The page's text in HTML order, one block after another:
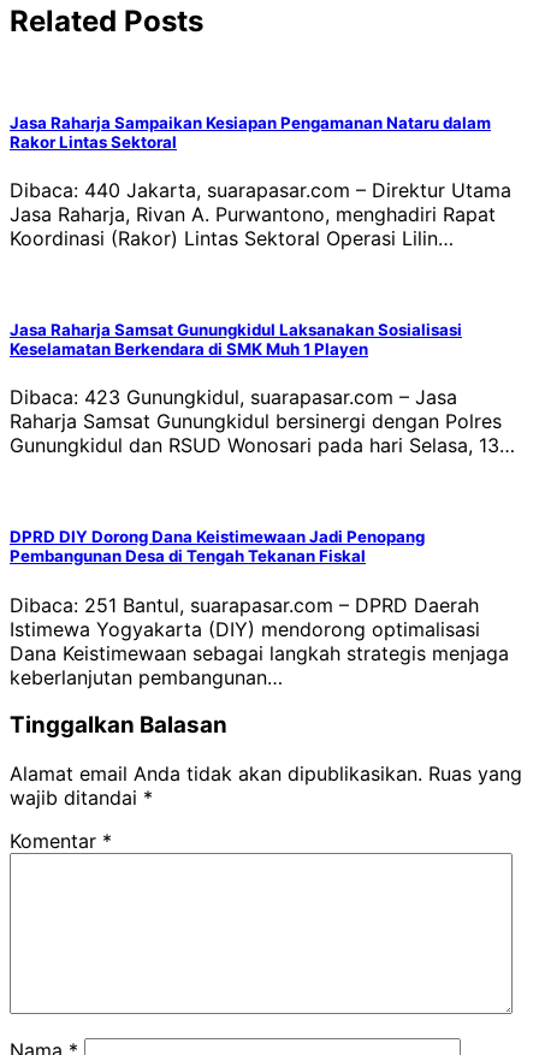
Related Posts
Jasa Raharja Sampaikan Kesiapan Pengamanan Nataru dalam
Rakor Lintas Sektoral
Dibaca: 440 Jakarta, suarapasar.com – Direktur Utama
Jasa Raharja, Rivan A. Purwantono, menghadiri Rapat
Koordinasi (Rakor) Lintas Sektoral Operasi Lilin…
Jasa Raharja Samsat Gunungkidul Laksanakan Sosialisasi
Keselamatan Berkendara di SMK Muh 1 Playen
Dibaca: 423 Gunungkidul, suarapasar.com – Jasa
Raharja Samsat Gunungkidul bersinergi dengan Polres
Gunungkidul dan RSUD Wonosari pada hari Selasa, 13…
DPRD DIY Dorong Dana Keistimewaan Jadi Penopang
Pembangunan Desa di Tengah Tekanan Fiskal
Dibaca: 251 Bantul, suarapasar.com – DPRD Daerah
Istimewa Yogyakarta (DIY) mendorong optimalisasi
Dana Keistimewaan sebagai langkah strategis menjaga
keberlanjutan pembangunan…
Tinggalkan Balasan
Alamat email Anda tidak akan dipublikasikan. Ruas yang
wajib ditandai *
Komentar *